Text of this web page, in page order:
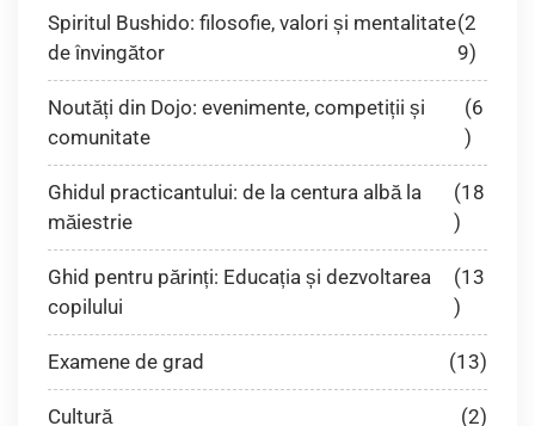
Spiritul Bushido: filosofie, valori și mentalitate
de învingător
(2
9)
Noutăți din Dojo: evenimente, competiții și
comunitate
(6
)
Ghidul practicantului: de la centura albă la
măiestrie
(18
)
Ghid pentru părinți: Educația și dezvoltarea
copilului
(13
)
Examene de grad (13)
Cultură (2)